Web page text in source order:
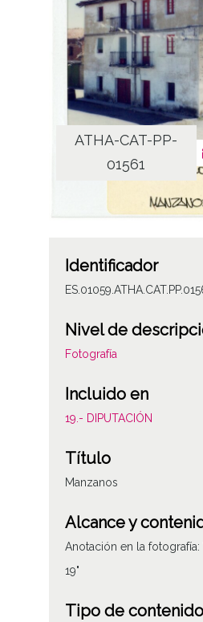
ATHA-CAT-PP-
01561
Identificador
Nivel de
Fotografía
Incluido en
19.- DIPUTACIÓN
Título
Manzanos
Alcance y
Anotación en la fotografía:
19"
Tipo de contenido